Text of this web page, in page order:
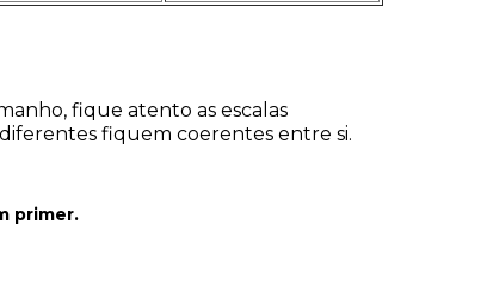
fique atento as escalas
fiquem coerentes entre si.
primer.